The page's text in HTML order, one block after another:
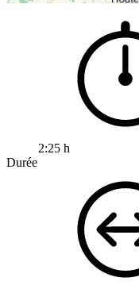
2:25 h
Durée